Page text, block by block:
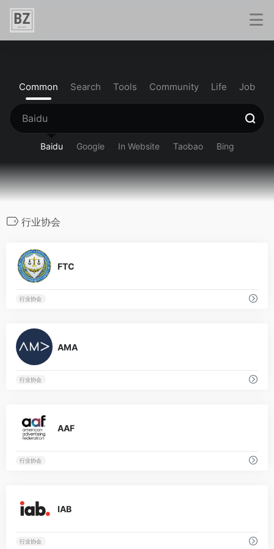
Common Search Tools Community Life Job
Baidu Google In Website Taobao Bing
行业协会
FTC
行业协会
AMA
行业协会
AAF
行业协会
IAB
行业协会